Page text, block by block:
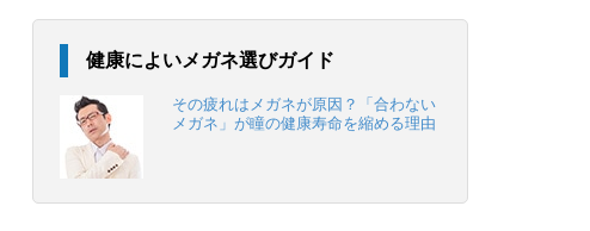
健康によいメガネ選びガイド
その疲れはメガネが原因？「合わない
メガネ」が瞳の健康寿命を縮める理由